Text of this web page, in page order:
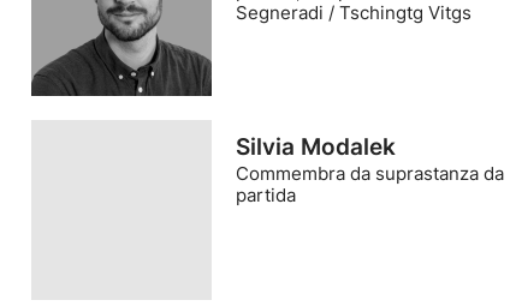
Segneradi / Tschingtg Vitgs
Silvia Modalek
Commembra da suprastanza da
partida